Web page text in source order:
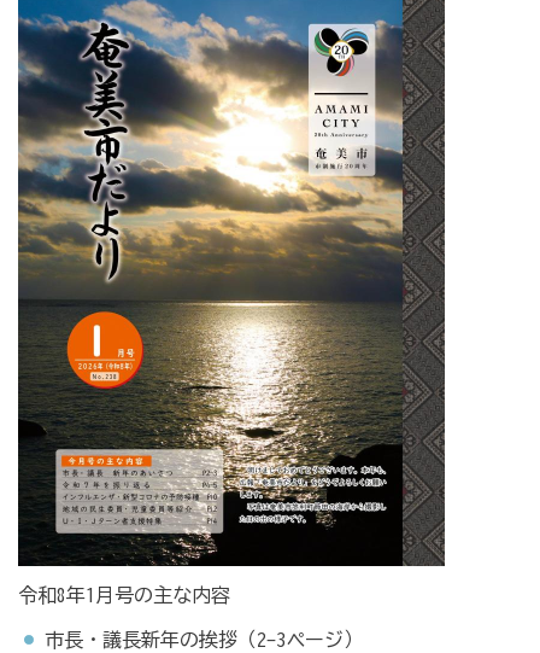
令和8年1月号の主な内容
市長・議長新年の挨拶（2-3ページ）